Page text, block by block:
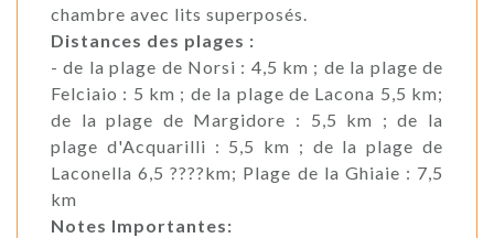
chambre avec lits superposés.
Distances des plages :
- de la plage de Norsi : 4,5 km ; de la plage de
Felciaio : 5 km ; de la plage de Lacona 5,5 km;
de la plage de Margidore : 5,5 km ; de la
plage d'Acquarilli : 5,5 km ; de la plage de
Laconella 6,5 ????km; Plage de la Ghiaie : 7,5
km
Notes Importantes: